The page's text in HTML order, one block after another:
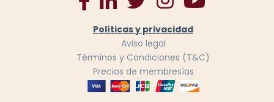
Políticas y privacidad
Aviso legal
Términos y Condiciones (T&C)
Precios de membresías